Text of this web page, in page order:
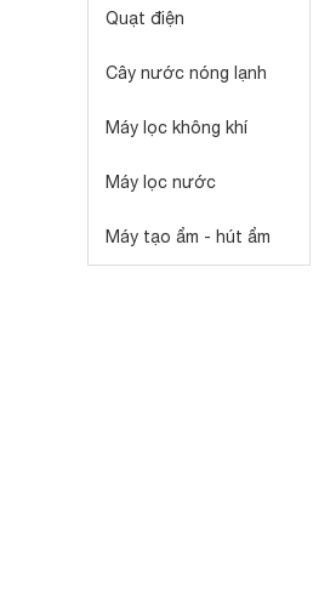
Quạt điện
Cây nước nóng lạnh
Máy lọc không khí
Máy lọc nước
Máy tạo ẩm - hút ẩm